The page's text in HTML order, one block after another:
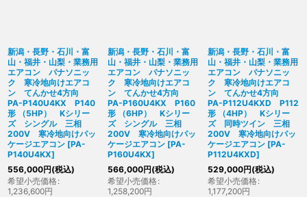
新潟・長野・石川・富
山・福井・山梨・業務用
エアコン パナソニッ
ク 寒冷地向けエアコ
ン てんかせ4方向
PA-P140U4KX P140
形 （5HP） Kシリー
ズ シングル 三相
200V 寒冷地向けパッ
ケージエアコン [PA-
P140U4KX]
556,000円(税込)
希望小売価格 :
1,236,600円
新潟・長野・石川・富
山・福井・山梨・業務用
エアコン パナソニッ
ク 寒冷地向けエアコ
ン てんかせ4方向
PA-P160U4KX P160
形 （6HP） Kシリー
ズ シングル 三相
200V 寒冷地向けパッ
ケージエアコン [PA-
P160U4KX]
566,000円(税込)
希望小売価格 :
1,258,200円
新潟・長野・石川・富
山・福井・山梨・業務用
エアコン パナソニッ
ク 寒冷地向けエアコ
ン てんかせ4方向
PA-P112U4KXD P112
形 （4HP） Kシリー
ズ 同時ツイン 三相
200V 寒冷地向けパッ
ケージエアコン [PA-
P112U4KXD]
529,000円(税込)
希望小売価格 :
1,177,200円